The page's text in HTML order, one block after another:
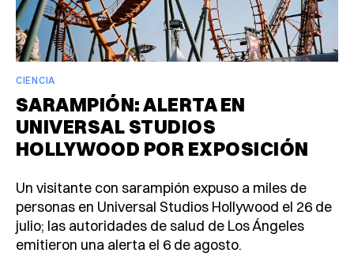
CIENCIA
SARAMPIÓN: ALERTA EN
UNIVERSAL STUDIOS
HOLLYWOOD POR EXPOSICIÓN
Un visitante con sarampión expuso a miles de
personas en Universal Studios Hollywood el 26 de
julio; las autoridades de salud de Los Ángeles
emitieron una alerta el 6 de agosto.